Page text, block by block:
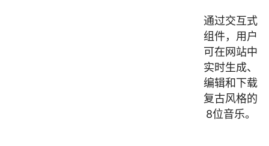
通过交互式
组件，用户
可在网站中
实时生成、
编辑和下载
复古风格的
8位音乐。